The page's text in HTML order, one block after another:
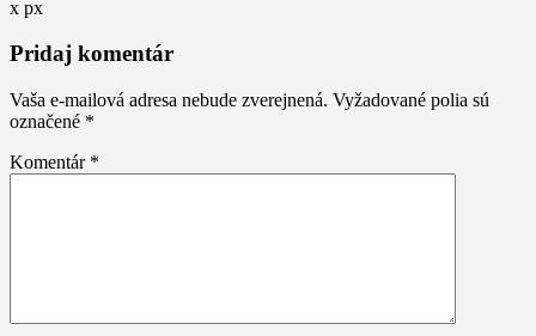
x px
Pridaj komentár
Vaša e-mailová adresa nebude zverejnená. Vyžadované polia sú
označené *
Komentár *